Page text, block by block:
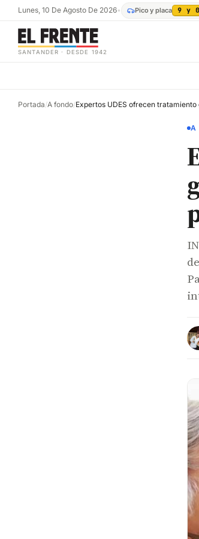
Lunes, 10 De Agosto De 2026• Pico y placa 9 y 0
SANTANDER · DESDE 1942
Portada/A fondo/
A